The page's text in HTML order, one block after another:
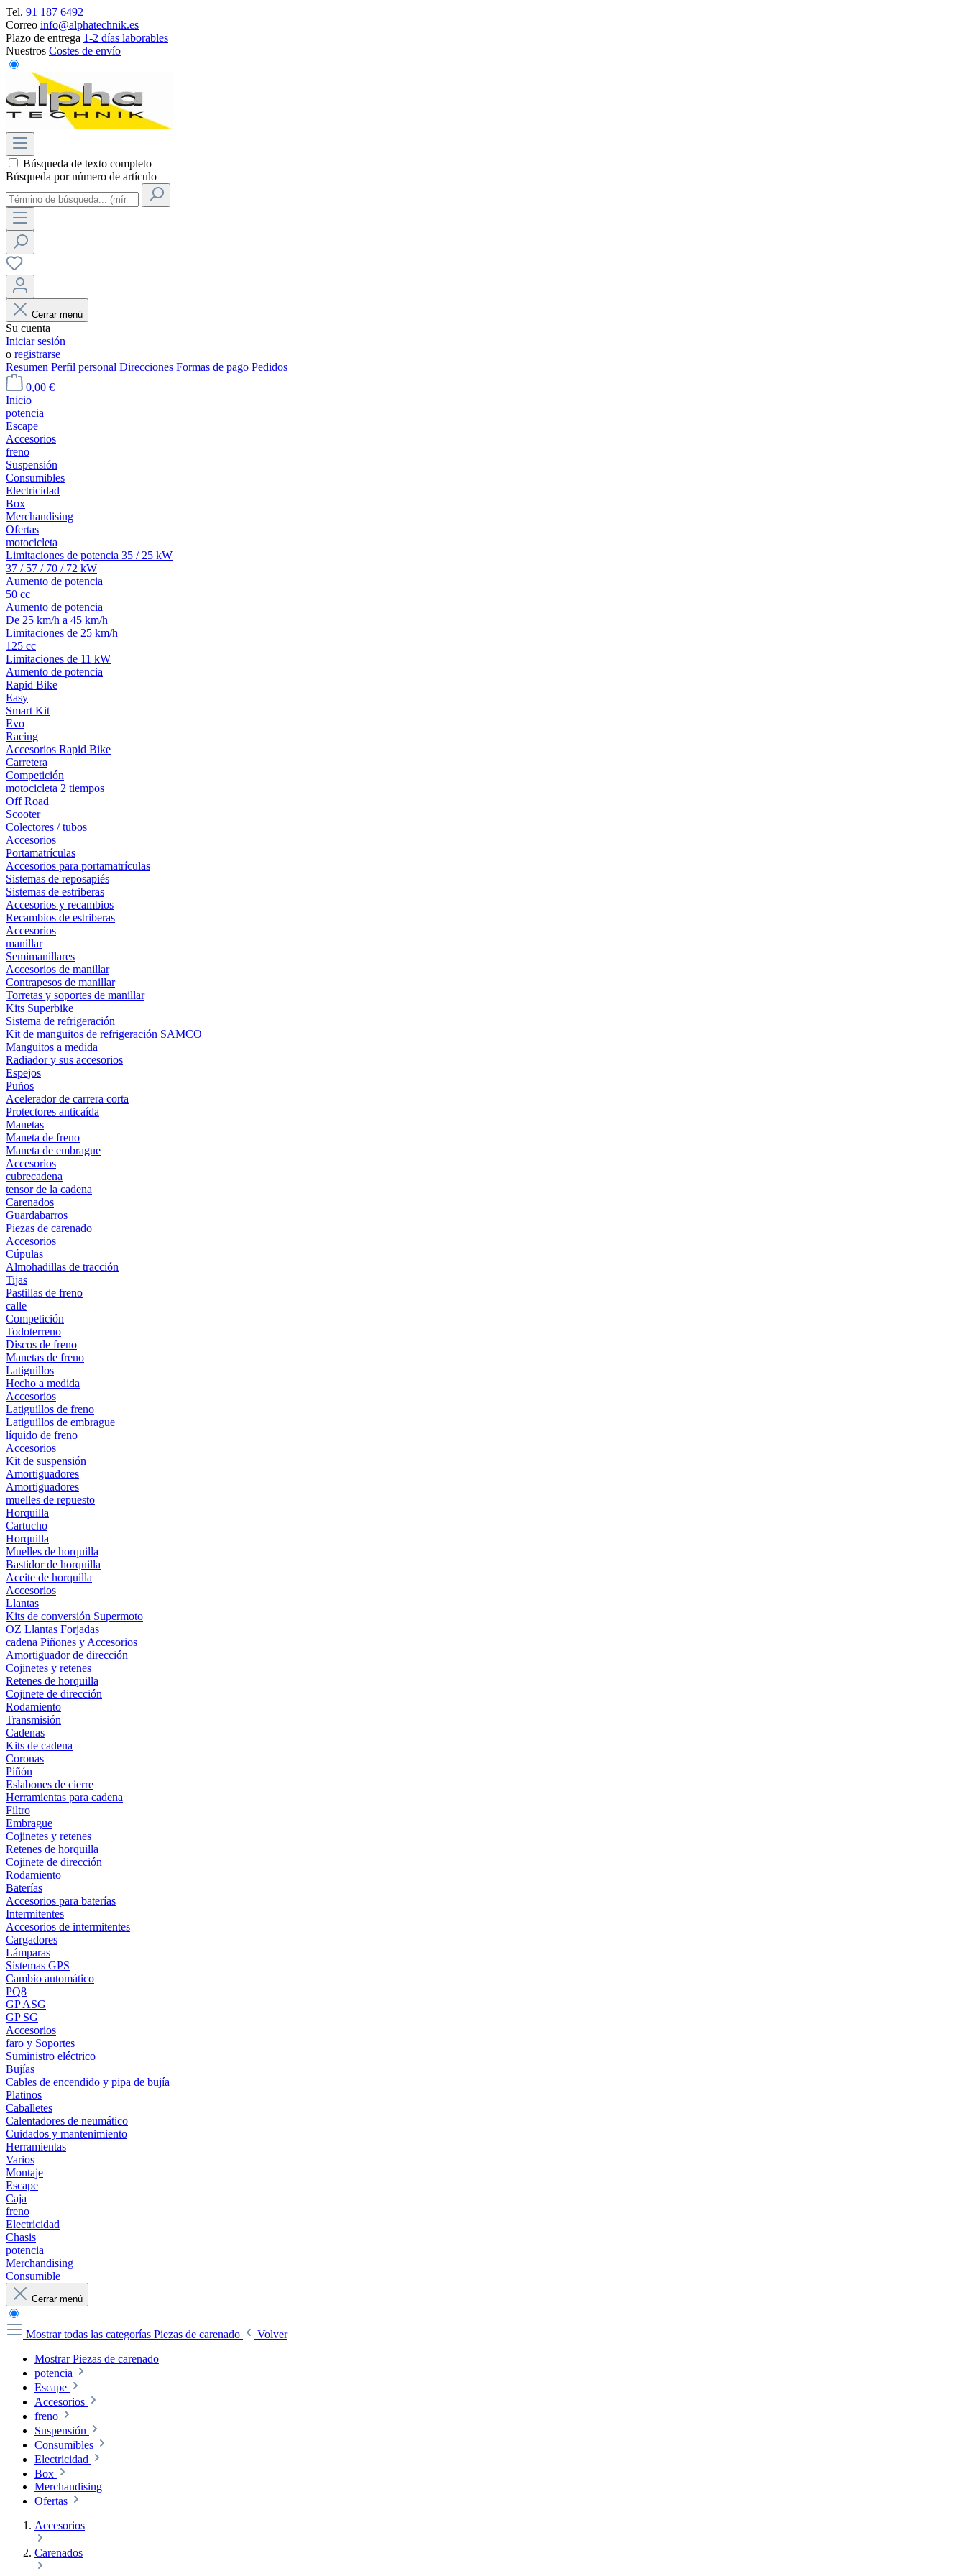
Tel. 91 187 6492
Correo info@alphatechnik.es
Plazo de entrega 1-2 días laborables
Nuestros Costes de envío
Búsqueda de texto completo
Búsqueda por número de artículo
Cerrar menú
Su cuenta
Iniciar sesión
o registrarse
Resumen Perfil personal Direcciones Formas de pago Pedidos
0,00 €
Inicio
potencia
Escape
Accesorios
freno
Suspensión
Consumibles
Electricidad
Box
Merchandising
Ofertas
motocicleta
Limitaciones de potencia 35 / 25 kW
37 / 57 / 70 / 72 kW
Aumento de potencia
50 cc
Aumento de potencia
De 25 km/h a 45 km/h
Limitaciones de 25 km/h
125 cc
Limitaciones de 11 kW
Aumento de potencia
Rapid Bike
Easy
Smart Kit
Evo
Racing
Accesorios Rapid Bike
Carretera
Competición
motocicleta 2 tiempos
Off Road
Scooter
Colectores / tubos
Accesorios
Portamatrículas
Accesorios para portamatrículas
Sistemas de reposapiés
Sistemas de estriberas
Accesorios y recambios
Recambios de estriberas
Accesorios
manillar
Semimanillares
Accesorios de manillar
Contrapesos de manillar
Torretas y soportes de manillar
Kits Superbike
Sistema de refrigeración
Kit de manguitos de refrigeración SAMCO
Manguitos a medida
Radiador y sus accesorios
Espejos
Puños
Acelerador de carrera corta
Protectores anticaída
Manetas
Maneta de freno
Maneta de embrague
Accesorios
cubrecadena
tensor de la cadena
Carenados
Guardabarros
Piezas de carenado
Accesorios
Cúpulas
Almohadillas de tracción
Tijas
Pastillas de freno
calle
Competición
Todoterreno
Discos de freno
Manetas de freno
Latiguillos
Hecho a medida
Accesorios
Latiguillos de freno
Latiguillos de embrague
líquido de freno
Accesorios
Kit de suspensión
Amortiguadores
Amortiguadores
muelles de repuesto
Horquilla
Cartucho
Horquilla
Muelles de horquilla
Bastidor de horquilla
Aceite de horquilla
Accesorios
Llantas
Kits de conversión Supermoto
OZ Llantas Forjadas
cadena Piñones y Accesorios
Amortiguador de dirección
Cojinetes y retenes
Retenes de horquilla
Cojinete de dirección
Rodamiento
Transmisión
Cadenas
Kits de cadena
Coronas
Piñón
Eslabones de cierre
Herramientas para cadena
Filtro
Embrague
Cojinetes y retenes
Retenes de horquilla
Cojinete de dirección
Rodamiento
Baterías
Accesorios para baterías
Intermitentes
Accesorios de intermitentes
Cargadores
Lámparas
Sistemas GPS
Cambio automático
PQ8
GP ASG
GP SG
Accesorios
faro y Soportes
Suministro eléctrico
Bujías
Cables de encendido y pipa de bujía
Platinos
Caballetes
Calentadores de neumático
Cuidados y mantenimiento
Herramientas
Varios
Montaje
Escape
Caja
freno
Electricidad
Chasis
potencia
Merchandising
Consumible
Cerrar menú
Mostrar todas las categorías Piezas de carenado
Volver
Mostrar Piezas de carenado
potencia
Escape
Accesorios
freno
Suspensión
Consumibles
Electricidad
Box
Merchandising
Ofertas
Accesorios
Carenados